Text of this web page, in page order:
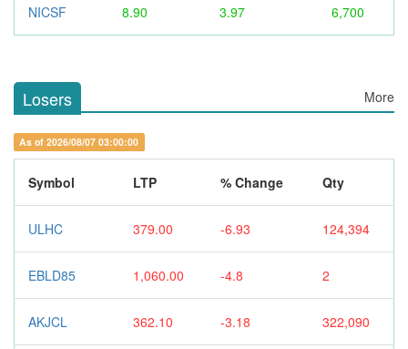
NICSF 8.90 3.97 6,700
Losers More
As of 2026/08/07 03:00:00
Symbol LTP % Change Qty
ULHC 379.00 -6.93 124,394
EBLD85 1,060.00 -4.8 2
AKJCL 362.10 -3.18 322,090